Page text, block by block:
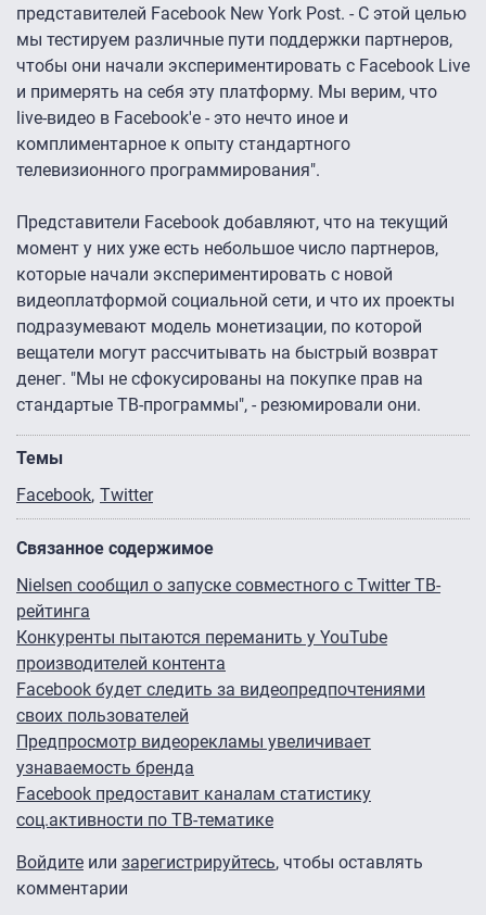
представителей Facebook New York Post. - С этой целью
мы тестируем различные пути поддержки партнеров,
чтобы они начали экспериментировать с Facebook Live
и примерять на себя эту платформу. Мы верим, что
live-видео в Facebook'е - это нечто иное и
комплиментарное к опыту стандартного
телевизионного программирования".
Представители Facebook добавляют, что на текущий
момент у них уже есть небольшое число партнеров,
которые начали экспериментировать с новой
видеоплатформой социальной сети, и что их проекты
подразумевают модель монетизации, по которой
вещатели могут рассчитывать на быстрый возврат
денег. "Мы не сфокусированы на покупке прав на
стандартые ТВ-программы", - резюмировали они.
Темы
Facebook Twitter
Связанное содержимое
Nielsen сообщил о запуске совместного с Twitter ТВ-
рейтинга
Конкуренты пытаются переманить у YouTube
производителей контента
Facebook будет следить за видеопредпочтениями
своих пользователей
Предпросмотр видеорекламы увеличивает
узнаваемость бренда
Facebook предоставит каналам статистику
соц.активности по ТВ-тематике
Войдите или зарегистрируйтесь, чтобы оставлять
комментарии